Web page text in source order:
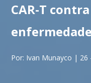
CAR-T
Por: Ivan Munayco | 26